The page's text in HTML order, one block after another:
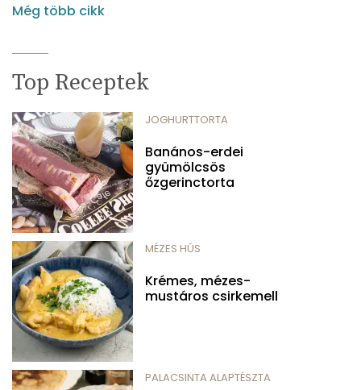
Még több cikk
Top Receptek
JOGHURTTORTA
Banános-erdei
gyümölcsös
őzgerinctorta
MÉZES HÚS
Krémes, mézes-
mustáros csirkemell
PALACSINTA ALAPTÉSZTA